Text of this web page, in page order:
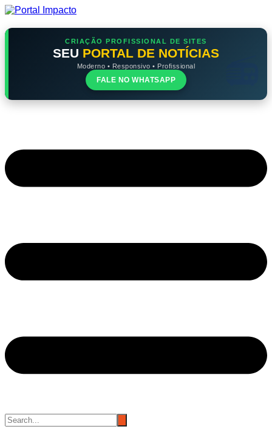
Ir
o
CRIAÇÃO PROFISSIONAL DE SITES
SEU PORTAL DE NOTÍCIAS
Moderno • Responsivo • Profissional
FALE NO WHATSAPP